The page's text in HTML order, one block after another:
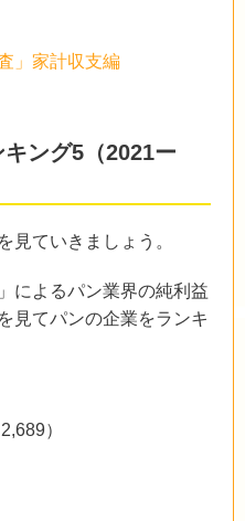
」家計収支編
ング5（2021ー
見ていきましょう。
によるパン業界の純利益
見てパンの企業をランキ
）